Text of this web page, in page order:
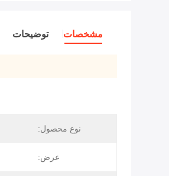
مشخصات توضیحات
نوع محصول:
عرض: